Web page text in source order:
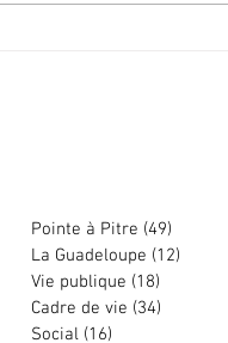
Pointe à Pitre (49)
La Guadeloupe (12)
Vie publique (18)
Cadre de vie (34)
Social (16)